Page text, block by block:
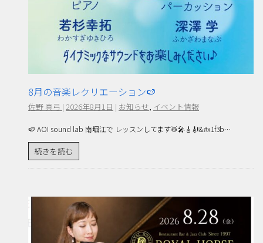
8月の音楽レクリエーション🍉
佐野 真弓 | 2026年8月1日 | お知らせ, イベント情報
🍉 AOI sound lab 南堀江で レッスンしてます🥁🎤🎸🎻&#x1f3b…
続きを読む